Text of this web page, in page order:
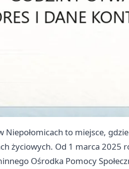
Niepołomicach to miejsce,
życiowych. Od 1 marca 2025
Ośrodka Pomocy